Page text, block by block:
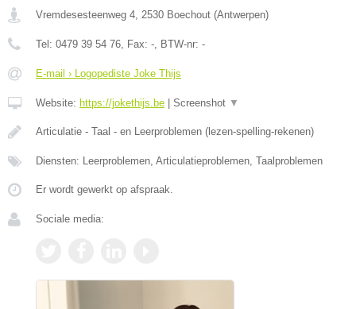
Vremdesesteenweg 4 2530 Boechout (Antwerpen)
Tel: 0479 39 54 76 , Fax: - , BTW-nr: -
E-mail › Logopediste Joke Thijs
Website: https://jokethijs.be | Screenshot ▼
Articulatie - Taal - en Leerproblemen (lezen-spelling-rekenen)
Diensten: Leerproblemen, Articulatieproblemen, Taalproblemen
Er wordt gewerkt op afspraak.
Sociale media: